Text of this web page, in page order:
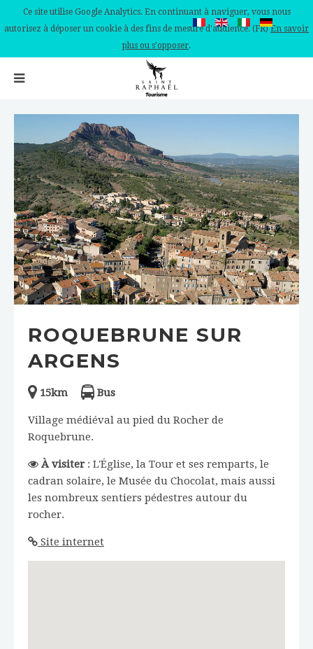
Ce site utilise Google Analytics. En continuant à naviguer, vous nous
autorisez à déposer un cookie à des fins de mesure d'audience. (FR)En savoir
plus ou s'opposer.
ROQUEBRUNE SUR
ARGENS
15km Bus
Village médiéval au pied du Rocher de
Roquebrune.
À visiter : L'Église, la Tour et ses remparts, le
cadran solaire, le Musée du Chocolat, mais aussi
les nombreux sentiers pédestres autour du
rocher.
Site internet